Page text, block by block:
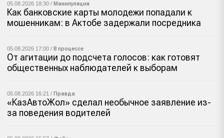
05.08.2026 18:30 / Манипуляция
Как банковские карты молодежи попадали к
мошенникам: в Актобе задержали посредника
05.08.2026 17:00 / В процессе
От агитации до подсчета голосов: как готовят
общественных наблюдателей к выборам
05.08.2026 16:21 / Правда
«КазАвтоЖол» сделал необычное заявление из-
за поведения водителей